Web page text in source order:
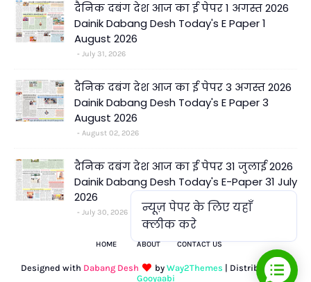
दैनिक दबंग देश आज का ई पेपर 1 अगस्त 2026
Dainik Dabang Desh Today's E Paper 1
August 2026
July 31, 2026
दैनिक दबंग देश आज का ई पेपर 3 अगस्त 2026
Dainik Dabang Desh Today's E Paper 3
August 2026
August 02, 2026
दैनिक दबंग देश आज का ई पेपर 31 जुलाई 2026
Dainik Dabang Desh Today's E-Paper 31 July
2026
July 30, 2026
HOME ABOUT CONTACT US
Designed with Dabang Desh by Way2Themes | Distributed by
Gooyaabi
न्यूज़ पेपर के लिए यहाँ
क्लीक करे